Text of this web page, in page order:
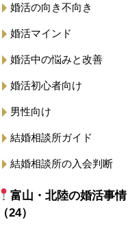
婚活の向き不向き
婚活マインド
婚活中の悩みと改善
婚活初心者向け
男性向け
結婚相談所ガイド
結婚相談所の入会判断
富山・北陸の婚活事情
（24）